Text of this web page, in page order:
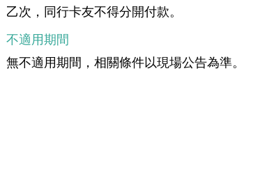
乙次，同行卡友不得分開付款。
不適用期間
無不適用期間，相關條件以現場公告為準。